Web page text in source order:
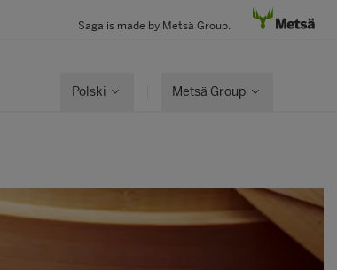
Saga is made by Metsä Group.
Polski Metsä Group